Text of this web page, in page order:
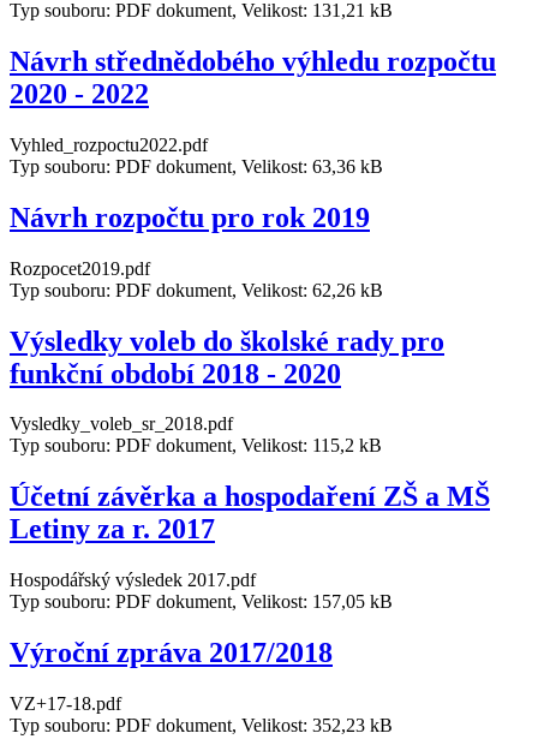
Typ souboru: PDF dokument, Velikost: 131,21 kB
Návrh střednědobého výhledu rozpočtu
2020 - 2022
Vyhled_rozpoctu2022.pdf
Typ souboru: PDF dokument, Velikost: 63,36 kB
Návrh rozpočtu pro rok 2019
Rozpocet2019.pdf
Typ souboru: PDF dokument, Velikost: 62,26 kB
Výsledky voleb do školské rady pro
funkční období 2018 - 2020
Vysledky_voleb_sr_2018.pdf
Typ souboru: PDF dokument, Velikost: 115,2 kB
Účetní závěrka a hospodaření ZŠ a MŠ
Letiny za r. 2017
Hospodářský výsledek 2017.pdf
Typ souboru: PDF dokument, Velikost: 157,05 kB
Výroční zpráva 2017/2018
VZ+17-18.pdf
Typ souboru: PDF dokument, Velikost: 352,23 kB